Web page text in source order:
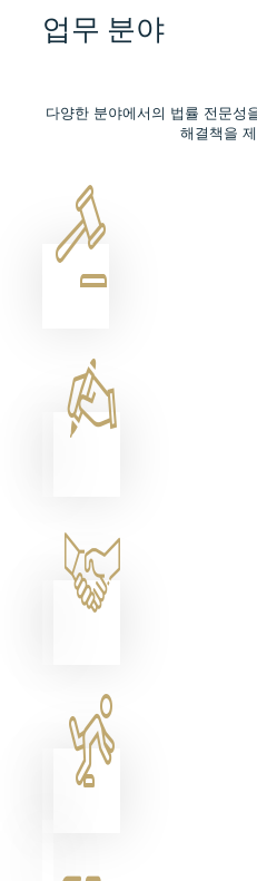
업무 분야
다양한 분야에서의 법률 전문성
해결책을